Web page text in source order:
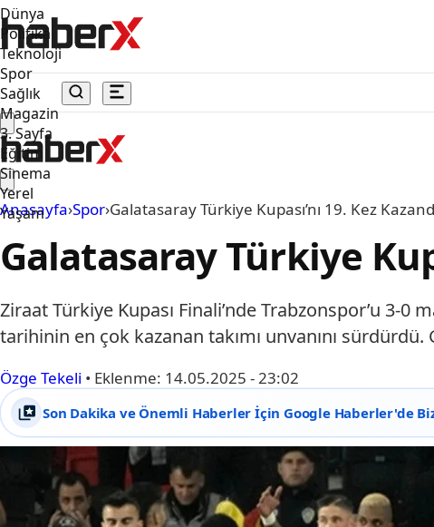
Dünya
Politika
Teknoloji
Spor
Sağlık
Magazin
3. Sayfa
Eğitim
Sinema
Yerel
Yaşam
Anasayfa›Spor›Galatasaray Türkiye Kupası’nı 19. Kez
Galatasaray Türkiye
Ziraat Türkiye Kupası Finali’nde Trabzonspor’u 3-0
tarihinin en çok kazanan takımı unvanını sürdürdü.
Özge Tekeli • Eklenme: 14.05.2025 - 23:02
Son Dakika ve Önemli Haberler İçin Google Haberler'de